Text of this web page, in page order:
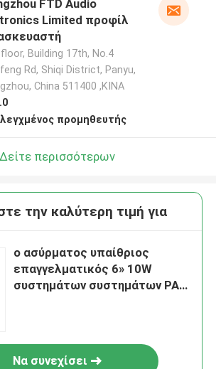
FTD Audio
Limited προφίλ
Building 17th, No.4
Rd, Shiqi District, Panyu,
China 511400 ,ΚΙΝΑ
προμηθευτής
Δείτε περισσότερων
την καλύτερη τιμή για
ο ασύρματος υπαίθριος
επαγγελματικός 6» 10W
συστημάτων συστημάτων PA
Να συνεχίσει